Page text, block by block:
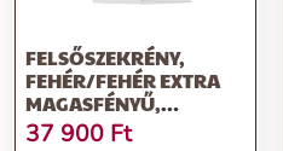
FELSŐSZEKRÉNY,
FEHÉR/FEHÉR EXTRA
MAGASFÉNYŰ,
JOBBOS, AURORA G30
37 900 Ft